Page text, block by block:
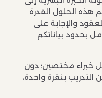
هذه الحلول القدرة
والإجابة على
بحدود بياناتكم
خبراء مختصين؛ دون
بنقرة واحدة،